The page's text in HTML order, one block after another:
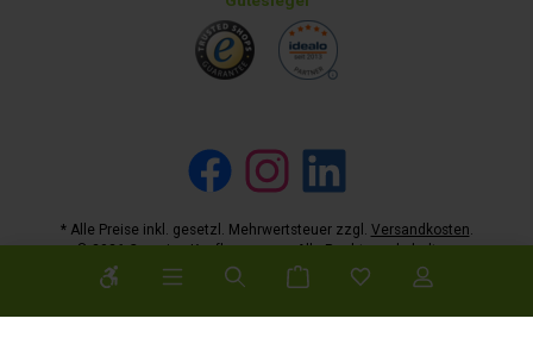
Werkzeugleiste anzeigen
Facebook Instagram
* Alle Preise inkl. gesetzl. Mehrwertsteuer zzgl. Versandkosten.
© 2026 Camping-Kaufhaus.com - Alle Rechte vorbehalten.